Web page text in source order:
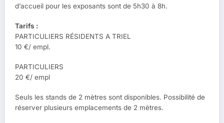
d’accueil pour les exposants sont de 5h30 à 8h.
Tarifs :
PARTICULIERS RÉSIDENTS A TRIEL
10 €/ empl.
PARTICULIERS
20 €/ empl
Seuls les stands de 2 mètres sont disponibles. Possibilité de
réserver plusieurs emplacements de 2 mètres.